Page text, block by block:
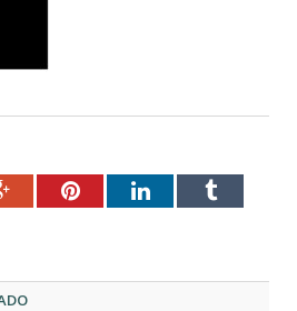
Google+PinterestLinkedInTumblr